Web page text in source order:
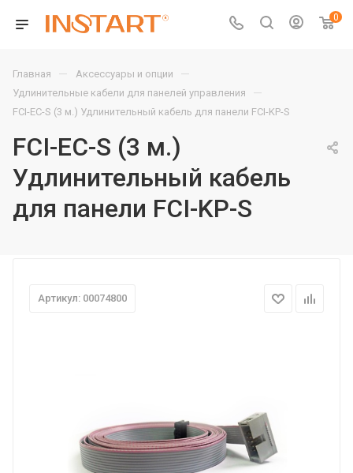
0
Главная — Аксессуары и опции —
Удлинительные кабели для панелей управления —
FCI-EC-S (3 м.) Удлинительный кабель для панели FCI-KP-S
FCI-EC-S (3 м.)
Удлинительный кабель
для панели FCI-KP-S
Артикул: 00074800